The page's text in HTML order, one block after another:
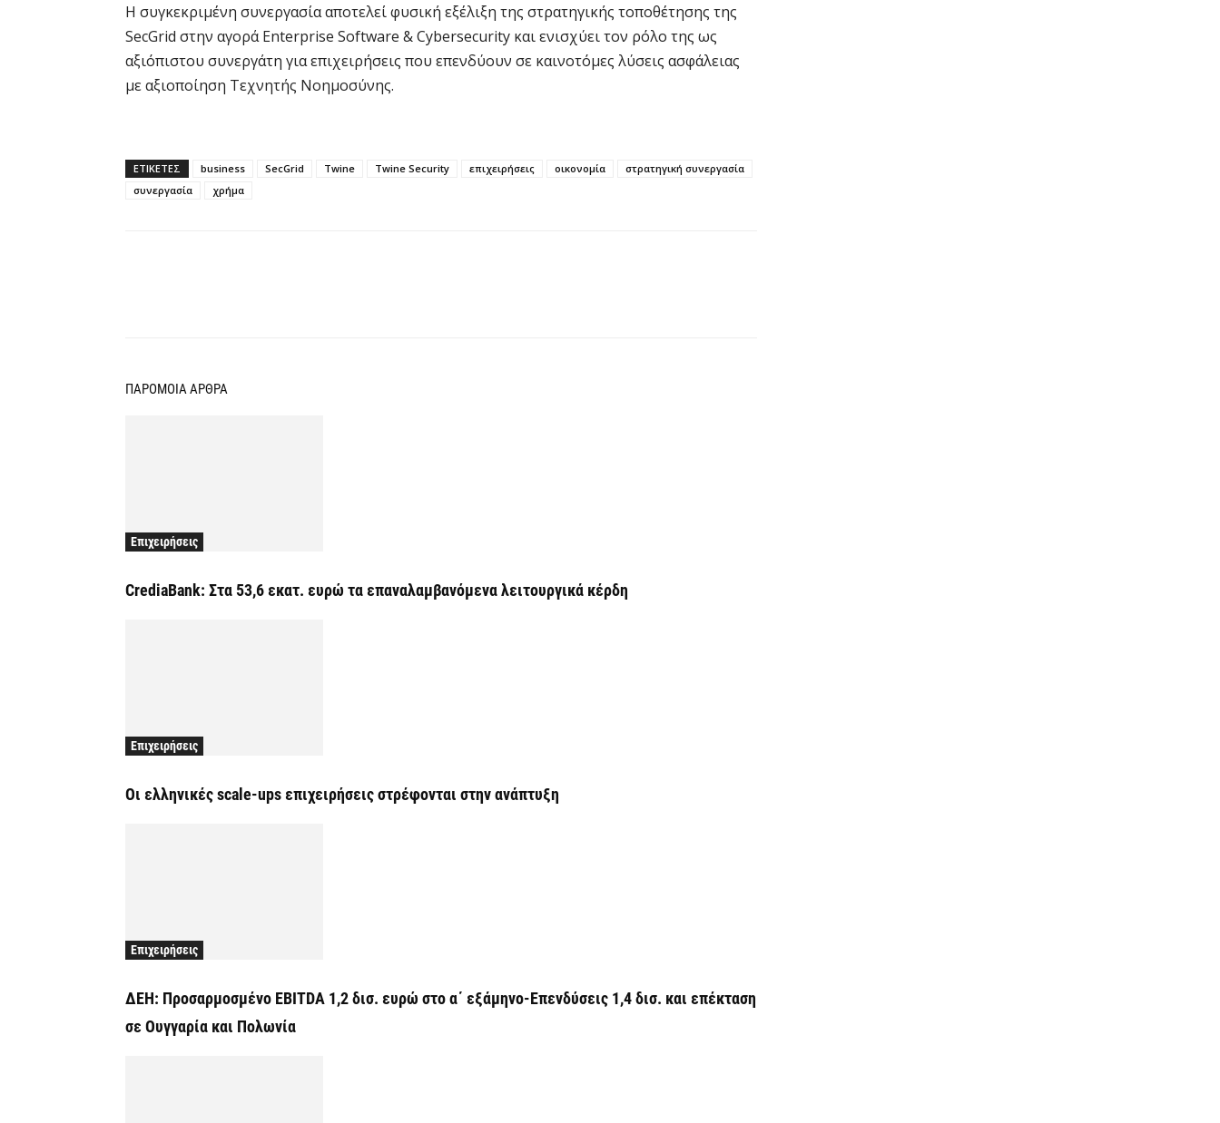
Η συγκεκριμένη συνεργασία αποτελεί φυσική εξέλιξη της στρατηγικής τοποθέτησης της
SecGrid στην αγορά Enterprise Software & Cybersecurity και ενισχύει τον ρόλο της ως
αξιόπιστου συνεργάτη για επιχειρήσεις που επενδύουν σε καινοτόμες λύσεις ασφάλειας
με αξιοποίηση Τεχνητής Νοημοσύνης.
ΕΤΙΚΕΤΕΣ business SecGrid Twine Twine Security επιχειρήσεις οικονομία
στρατηγική συνεργασία
συνεργασία
χρήμα
ΠΑΡΟΜΟΙΑ ΑΡΘΡΑ
Επιχειρήσεις
CrediaBank: Στα 53,6 εκατ. ευρώ τα επαναλαμβανόμενα λειτουργικά κέρδη
Επιχειρήσεις
Οι ελληνικές scale-ups επιχειρήσεις στρέφονται στην ανάπτυξη
Επιχειρήσεις
ΔΕΗ: Προσαρμοσμένο EBITDA 1,2 δισ. ευρώ στο α΄ εξάμηνο-Επενδύσεις 1,4 δισ. και επέκταση
σε Ουγγαρία και Πολωνία